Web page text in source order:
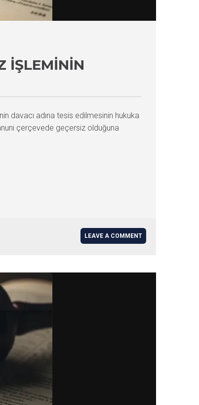
İŞLEMININ
davacı adına tesis edilmesinin hukuka
çerçevede geçersiz olduğuna
LEAVE A COMMENT